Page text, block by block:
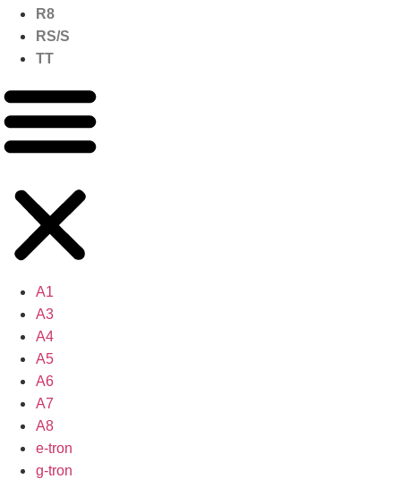
R8
RS/S
TT
A1
A3
A4
A5
A6
A7
A8
e-tron
g-tron